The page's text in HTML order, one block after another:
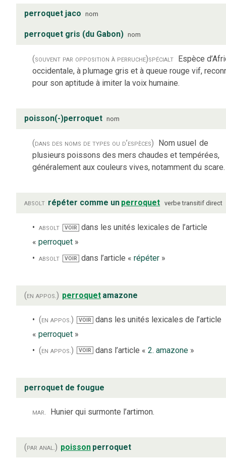
perroquet jaco nom
perroquet gris (du Gabon) nom
(souvent par opposition à perruche)spécialt Espèce
occidentale, à plumage gris et à queue rouge vif,
pour son aptitude à imiter la voix humaine.
poisson(-)perroquet nom
(dans des noms de types ou d’espèces) Nom usuel de
plusieurs poissons des mers chaudes et tempérées,
généralement aux couleurs vives, notamment du scare.
absolt répéter comme un perroquet verbe transitif direct
absolt VOIR dans les unités lexicales de l’article
« perroquet »
absolt
VOIR dans l’article « répéter»
(en appos.) perroquet amazone
(en appos.) VOIR dans les unités lexicales de l’article
« perroquet »
(en appos.)
VOIR dans l’article « 2. amazone»
perroquet de fougue
mar. Hunier qui surmonte l’artimon.
(par anal.) poisson perroquet